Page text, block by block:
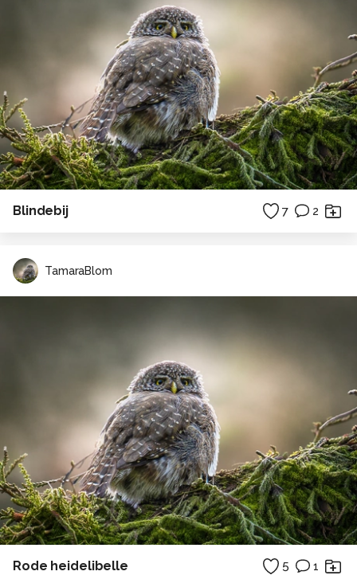
Blindebij 7 2
TamaraBlom
Rode heidelibelle 5 1